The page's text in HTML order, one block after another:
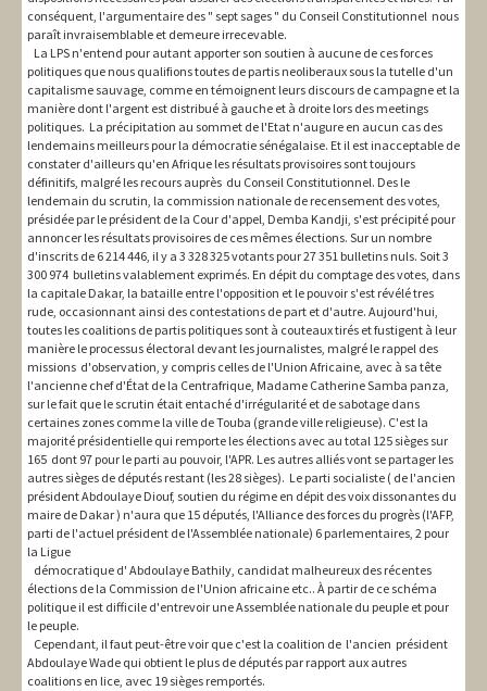
conséquent, l'argumentaire des " sept sages " du Conseil Constitutionnel nous
paraît invraisemblable et demeure irrecevable.
La LPS n'entend pour autant apporter son soutien à aucune de ces forces
politiques que nous qualifions toutes de partis neoliberaux sous la tutelle d'un
capitalisme sauvage, comme en témoignent leurs discours de campagne et la
manière dont l'argent est distribué à gauche et à droite lors des meetings
politiques. La précipitation au sommet de l'Etat n'augure en aucun cas des
lendemains meilleurs pour la démocratie sénégalaise. Et il est inacceptable de
constater d'ailleurs qu'en Afrique les résultats provisoires sont toujours
définitifs, malgré les recours auprès du Conseil Constitutionnel. Des le
lendemain du scrutin, la commission nationale de recensement des votes,
présidée par le président de la Cour d'appel, Demba Kandji, s'est précipité pour
annoncer les résultats provisoires de ces mêmes élections. Sur un nombre
d'inscrits de 6 214 446, il y a 3 328 325 votants pour 27 351 bulletins nuls. Soit 3
300 974 bulletins valablement exprimés. En dépit du comptage des votes, dans
la capitale Dakar, la bataille entre l'opposition et le pouvoir s'est révélé tres
rude, occasionnant ainsi des contestations de part et d'autre. Aujourd'hui,
toutes les coalitions de partis politiques sont à couteaux tirés et fustigent à leur
manière le processus électoral devant les journalistes, malgré le rappel des
missions d'observation, y compris celles de l'Union Africaine, avec à sa tête
l'ancienne chef d'État de la Centrafrique, Madame Catherine Samba panza,
sur le fait que le scrutin était entaché d'irrégularité et de sabotage dans
certaines zones comme la ville de Touba (grande ville religieuse). C'est la
majorité présidentielle qui remporte les élections avec au total 125 sièges sur
165 dont 97 pour le parti au pouvoir, l'APR. Les autres alliés vont se partager les
autres sièges de députés restant (les 28 sièges). Le parti socialiste ( de l'ancien
président Abdoulaye Diouf, soutien du régime en dépit des voix dissonantes du
maire de Dakar ) n'aura que 15 députés, l'Alliance des forces du progrès (l'AFP,
parti de l'actuel président de l'Assemblée nationale) 6 parlementaires, 2 pour
la Ligue
démocratique d' Abdoulaye Bathily, candidat malheureux des récentes
élections de la Commission de l'Union africaine etc.. À partir de ce schéma
politique il est difficile d'entrevoir une Assemblée nationale du peuple et pour
le peuple.
Cependant, il faut peut-être voir que c'est la coalition de l'ancien président
Abdoulaye Wade qui obtient le plus de députés par rapport aux autres
coalitions en lice, avec 19 sièges remportés.